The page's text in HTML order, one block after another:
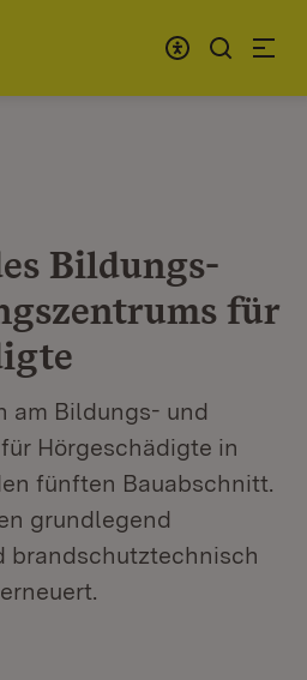
Bildungs-
für
am Bildungs- und
Hörgeschädigte in
fünften Bauabschnitt.
grundlegend
brandschutztechnisch